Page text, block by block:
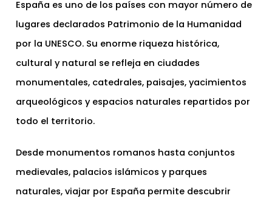
España es uno de los países con mayor número de
lugares declarados Patrimonio de la Humanidad
por la UNESCO. Su enorme riqueza histórica,
cultural y natural se refleja en ciudades
monumentales, catedrales, paisajes, yacimientos
arqueológicos y espacios naturales repartidos por
todo el territorio.
Desde monumentos romanos hasta conjuntos
medievales, palacios islámicos y parques
naturales, viajar por España permite descubrir